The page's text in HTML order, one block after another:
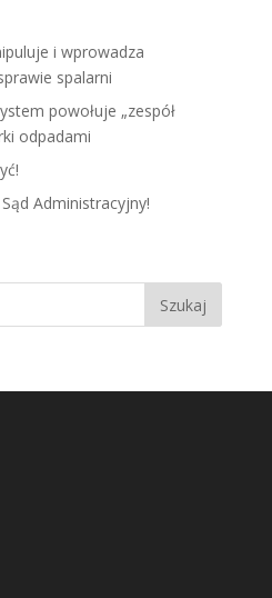
i wprowadza
spalarni
powołuje „zespół
odpadami
Administracyjny!